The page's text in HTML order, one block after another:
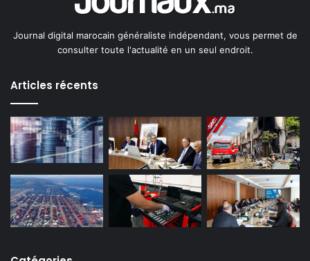
Journal digital marocain généraliste indépendant, vous permet de
consulter toute l'actualité en un seul endroit.
Articles récents